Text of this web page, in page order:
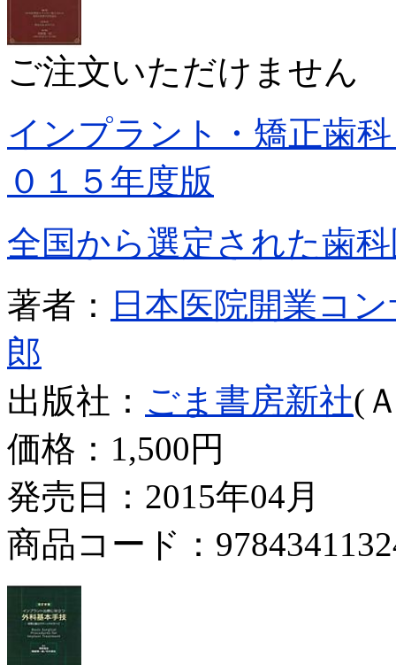
ご注文いただけません
インプラント・矯正歯
０１５年度版
全国から選定された歯
著者：
日本医院開業コ
郎
出版社： ごま書房新社(
価格： 1,500円
発売日：2015年04月
商品コード：